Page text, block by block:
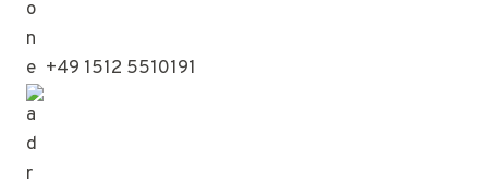
+49 1512 5510191